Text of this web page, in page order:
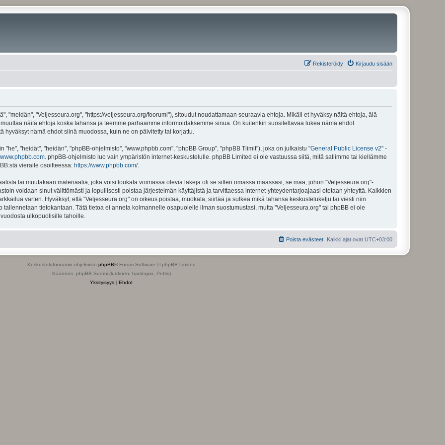
Kirjaudu sisään
Rekisteröidy
"meidän", "Veljesseura.org", "https://veljesseura.org/foorumi"), sitoudut noudattamaan seuraavia ehtoja. Mikäli et hyväksy näitä ehtoja, älä
näitä ehtoja koska tahansa ja teemme parhaamme informoidaksemme sinua. On kuitenkin suositeltavaa lukea nämä ehdot
nämä ehdot siinä muodossa, kuin ne on päivitetty tai korjattu.
"heidät", "heidän", "phpBB-ohjelmisto", "www.phpbb.com", "phpBB Group", "phpBB Tiimit"), joka on julkaistu "General Public License v2" -
www.phpbb.com . phpBB-ohjelmisto luo vain ympäristön internet-keskustelulle. phpBB Limited ei ole vastuussa siitä, mitä sallimme tai kiellämme
vieraile osoitteessa: https://www.phpbb.com/.
tai muutakaan materiaalia, joka voisi loukata voimassa olevia lakeja oli se sitten omassa maassasi, se maa, johon "Veljesseura.org"-
voidaan sinut välittömästi ja lopullisesti poistaa järjestelmän käyttäjistä ja tarvittaessa internet-yhteydentarjoajaasi otetaan yhteyttä. Kaikkien
varten. Hyväksyt, että "Veljesseura.org" on oikeus poistaa, muokata, siirtää ja sulkea mikä tahansa keskusteluketju tai viesti niin
tietokantaan. Tätä tietoa ei anneta kolmannelle osapuolelle ilman suostumustasi, mutta "Veljesseura.org" tai phpBB ei ole
ulkopuolisille tahoille.
Kaikki ajat ovat UTC+03:00
Poista evästeet
Keskustelufoorumin ohjelmisto phpBB® Forum Software © phpBB Limited
Käännös: phpBB Suomi (lurttinen, harritapio, Pettis)
Yksityisyys | Ehdot